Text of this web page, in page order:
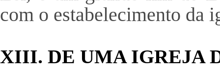
com o estabelecimento da
XIII. DE UMA IGREJA